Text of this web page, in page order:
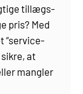
tillægs­
pris? Med
“service-
at
mangler